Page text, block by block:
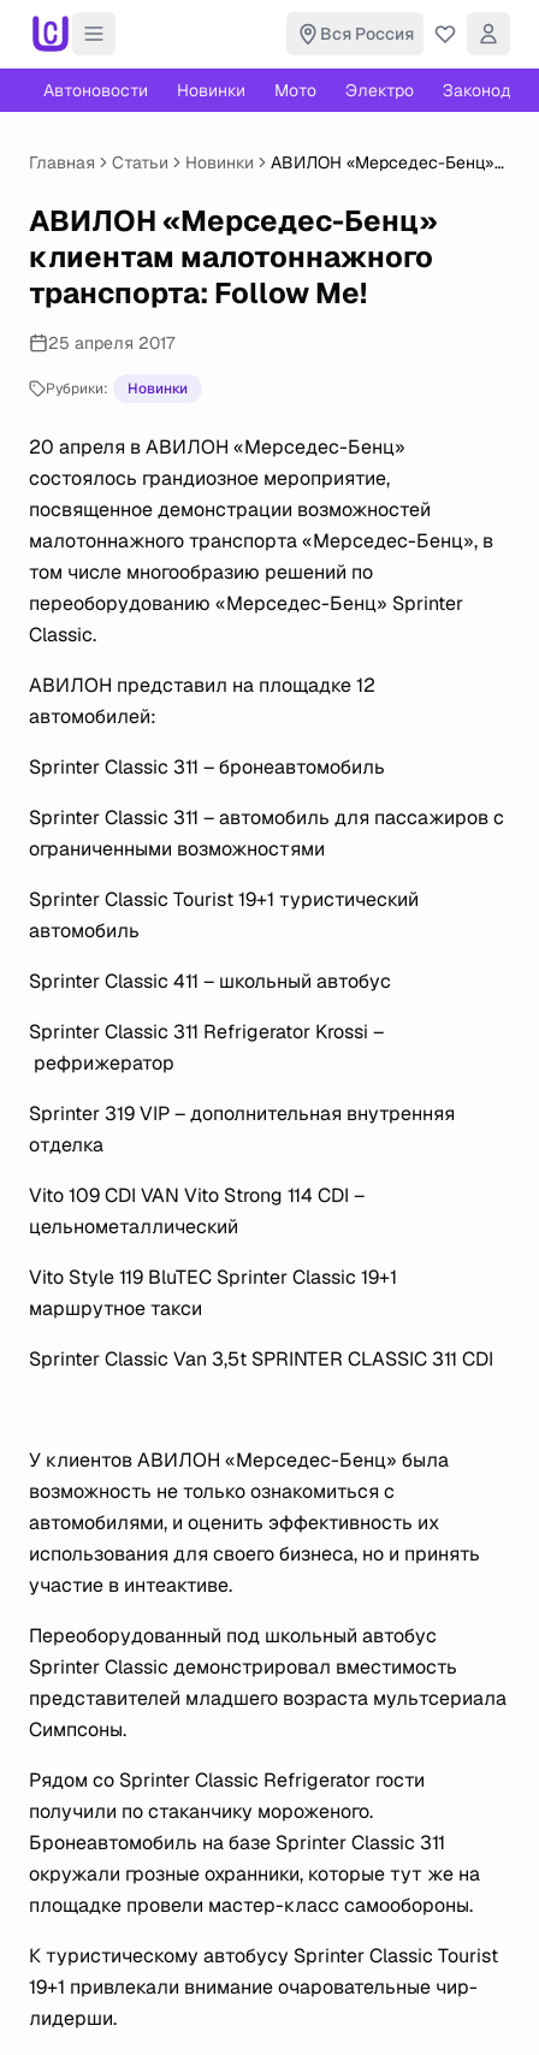
Вся Россия
Автоновости Новинки Мото Электро
Главная Статьи Новинки
АВИЛОН «Мерседес-Бенц»
транспорта: Follow Me!
АВИЛОН «Мерседес-Бенц»
клиентам малотоннажного
транспорта: Follow Me!
25 апреля 2017
Рубрики: Новинки
20 апреля в АВИЛОН «Мерседес-Бенц»
состоялось грандиозное мероприятие,
посвященное демонстрации возможностей
малотоннажного транспорта «Мерседес-Бенц», в
том числе многообразию решений по
переоборудованию «Мерседес-Бенц» Sprinter
Classic.
АВИЛОН представил на площадке 12
автомобилей:
Sprinter Classic 311 – бронеавтомобиль
Sprinter Classic 311 – автомобиль для пассажиров с
ограниченными возможностями
Sprinter Classic Tourist 19+1 туристический
автомобиль
Sprinter Classic 411 – школьный автобус
Sprinter Classic 311 Refrigerator Krossi –
рефрижератор
Sprinter 319 VIP – дополнительная внутренняя
отделка
Vito 109 CDI VAN Vito Strong 114 CDI –
цельнометаллический
Vito Style 119 BluTEC Sprinter Classic 19+1
маршрутное такси
Sprinter Classic Van 3,5t SPRINTER CLASSIC 311 CDI
У клиентов АВИЛОН «Мерседес-Бенц» была
возможность не только ознакомиться с
автомобилями, и оценить эффективность их
использования для своего бизнеса, но и принять
участие в интеактиве.
Переоборудованный под школьный автобус
Sprinter Classic демонстрировал вместимость
представителей младшего возраста мультсериала
Симпсоны.
Рядом со Sprinter Classic Refrigerator гости
получили по стаканчику мороженого.
Бронеавтомобиль на базе Sprinter Classic 311
окружали грозные охранники, которые тут же на
площадке провели мастер-класс самообороны.
К туристическому автобусу Sprinter Classic Tourist
19+1 привлекали внимание очаровательные чир-
лидерши.